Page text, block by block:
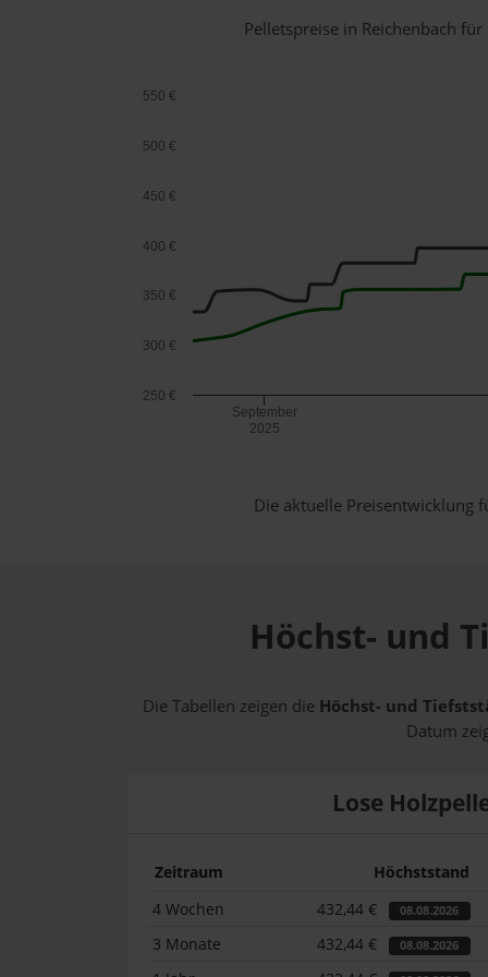
Pelletspreise in Reichenbach
September
2025
250 €
300 €
350 €
400 €
450 €
500 €
550 €
Die aktuelle Preisentwicklung
Höchst- und
Die Tabellen zeigen die Höchst- und
Datum
Lose
Zeitraum Höchststand
4 Wochen
432,44 € 08.08.2026
3 Monate 432,44 € 08.08.2026